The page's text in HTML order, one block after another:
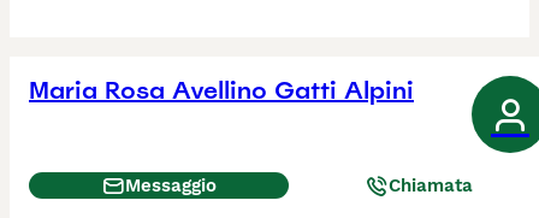
Maria Rosa Avellino Gatti Alpini
Messaggio Chiamata